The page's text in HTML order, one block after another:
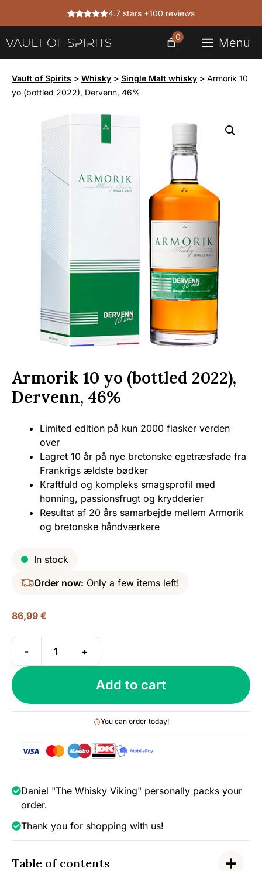
4.7 stars +100 reviews
Menu
0
Vault of Spirits > Whisky > Single Malt whisky > Armorik 10
yo (bottled 2022), Dervenn, 46%
Armorik 10 yo (bottled 2022),
Dervenn, 46%
Limited edition på kun 2000 flasker verden
over
Lagret 10 år på nye bretonske egetræsfade fra
Frankrigs ældste bødker
Kraftfuld og kompleks smagsprofil med
honning, passionsfrugt og krydderier
Resultat af 20 års samarbejde mellem Armorik
og bretonske håndværkere
In stock
Order now: Only a few items left!
86,99 €
-
10
yo
(bottled
2022),
quantity
+
Add to cart
You can order today!
Daniel "The Whisky Viking" personally packs your
order.
Thank you for shopping with us!
Table of contents